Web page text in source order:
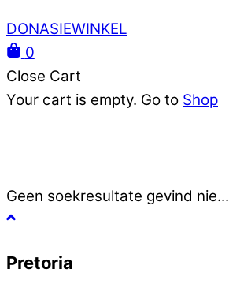
DONASIEWINKEL
0
Close Cart
Your cart is empty. Go to Shop
Geen soekresultate gevind nie...
Pretoria